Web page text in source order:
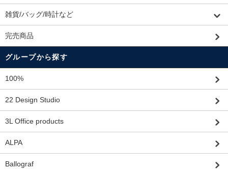
雑貨/バッグ/時計など
完売商品
グループから探す
100%
22 Design Studio
3L Office products
ALPA
Ballograf